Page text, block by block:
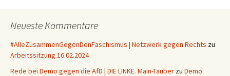
Neueste Kommentare
#AlleZusammenGegenDenFaschismus | Netzwerk gegen Rechts zu
Arbeitssitzung 16.02.2024
Rede bei Demo gegen die AfD | DIE LINKE. Main-Tauber zu Demo